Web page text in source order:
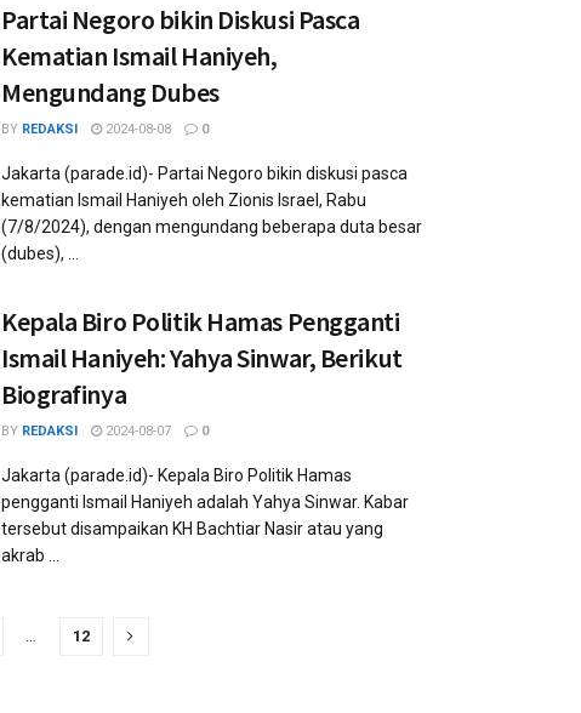
Partai Negoro bikin Diskusi Pasca
Kematian Ismail Haniyeh,
Mengundang Dubes
BY REDAKSI 2024-08-08 0
Jakarta (parade.id)- Partai Negoro bikin diskusi pasca
kematian Ismail Haniyeh oleh Zionis Israel, Rabu
(7/8/2024), dengan mengundang beberapa duta besar
(dubes), ...
Kepala Biro Politik Hamas Pengganti
Ismail Haniyeh: Yahya Sinwar, Berikut
Biografinya
BY REDAKSI 2024-08-07 0
Jakarta (parade.id)- Kepala Biro Politik Hamas
pengganti Ismail Haniyeh adalah Yahya Sinwar. Kabar
tersebut disampaikan KH Bachtiar Nasir atau yang
akrab ...
12